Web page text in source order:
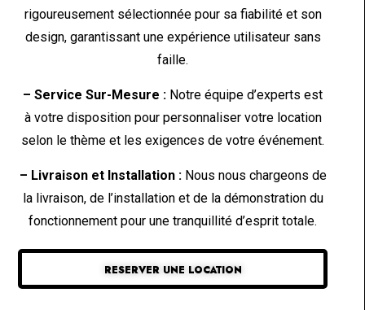
rigoureusement sélectionnée pour sa fiabilité et son
design, garantissant une expérience utilisateur sans
faille.
– Service Sur-Mesure : Notre équipe d’experts est
à votre disposition pour personnaliser votre location
selon le thème et les exigences de votre événement.
– Livraison et Installation :Nous nous chargeons de
la livraison, de l’installation et de la démonstration du
fonctionnement pour une tranquillité d’esprit totale.
RESERVER UNE LOCATION